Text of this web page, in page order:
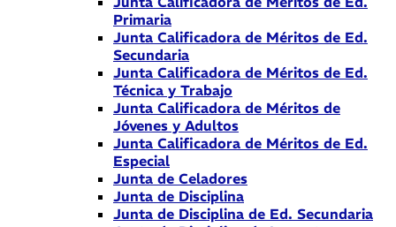
Primaria
Junta Calificadora de Méritos de Ed.
Secundaria
Junta Calificadora de Méritos de Ed.
Técnica y Trabajo
Junta Calificadora de Méritos de
Jóvenes y Adultos
Junta Calificadora de Méritos de Ed.
Especial
Junta de Celadores
Junta de Disciplina
Junta de Disciplina de Ed. Secundaria